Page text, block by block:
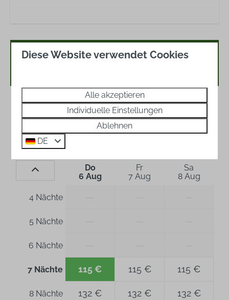
Verfügbarkeit und Preis
2 Gäste
Do 06-08-2026
Do
6 Aug
Fr
7 Aug
Sa
8 Aug
4 Nächte
5 Nächte
6 Nächte
7 Nächte 115 € 115 € 115 €
8 Nächte 132 € 132 € 132 €
Diese Website verwendet Cookies
Alle akzeptieren
Individuelle Einstellungen
Ablehnen
DE